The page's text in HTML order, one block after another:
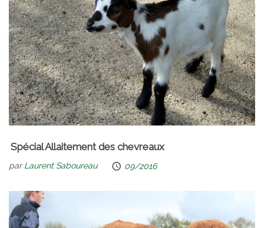
Spécial Allaitement des chevreaux
parLaurent Saboureau 09/2016